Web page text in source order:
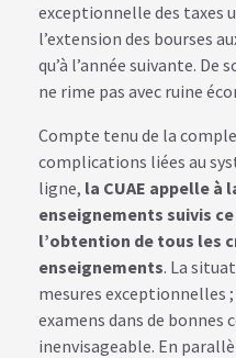
exceptionnelle des taxes
l’extension des bourses
qu’à l’année suivante.
ne rime pas avec ruine
Compte tenu de la
complications liées au
ligne, la CUAE appelle à
enseignements suivis
l’obtention de tous les
enseignements. La
mesures exceptionnelles
examens dans de
inenvisageable. En